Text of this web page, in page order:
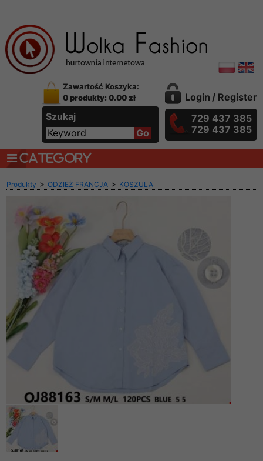
Zawartość Koszyka:
0 produkty: 0.00 zł
Szukaj
Login / Register
729 437 385
729 437 385
CATEGORY
Produkty > ODZIEŻ FRANCJA > KOSZULA